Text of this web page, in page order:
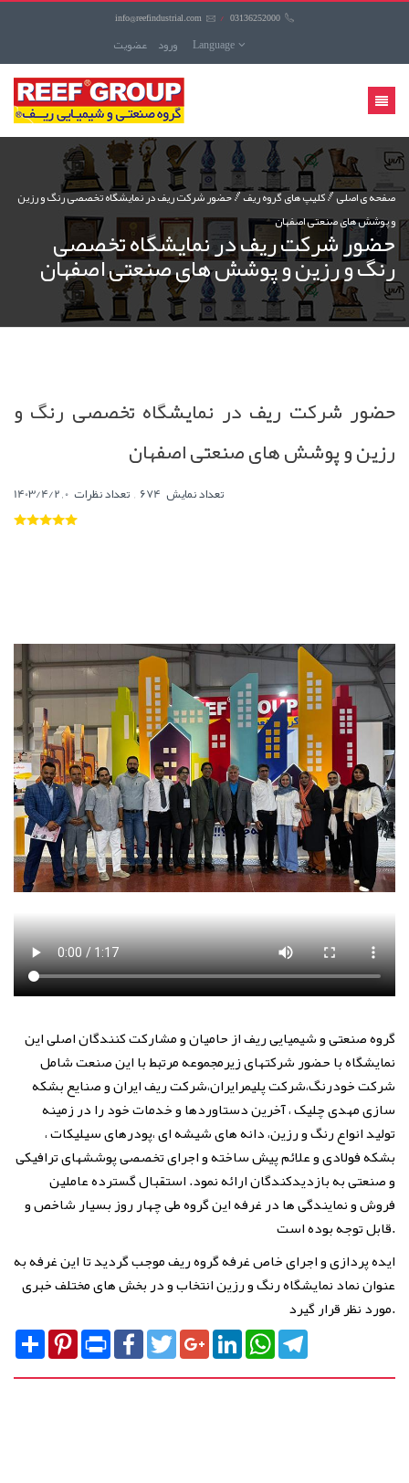
info@reefindustrial.com / 03136252000
عضويت ورود Language
منوی
کاربری
صفحه ی اصلی کليپ های گروه ریف حضور شرکت ریف در نمایشگاه تخصصی رنگ و رزین
و پوشش های صنعتی اصفهان
حضور شرکت ریف در نمایشگاه تخصصی
رنگ و رزین و پوشش های صنعتی اصفهان
حضور شرکت ریف در نمایشگاه تخصصی رنگ و
رزین و پوشش های صنعتی اصفهان
1403/4/2, تعداد نمایش ,تعداد نظرات
گروه صنعتی و شیمیایی ریف از حامیان و مشارکت کنندگان اصلی این
نمایشگاه با حضور شرکتهای زیرمجموعه مرتبط با این صنعت شامل
شرکت خودرنگ،شرکت پلیمرایران،شرکت ریف ایران و صنایع بشکه
سازی مهدی چلیک ، آخرین دستاوردها و خدمات خود را در زمینه
تولید انواع رنگ و رزین، دانه های شیشه ای ،پودرهای سیلیکات ،
بشکه فولادی و علائم پیش ساخته و اجرای تخصصی پوششهای ترافیکی
و صنعتی به بازدیدکندگان ارائه نمود. استقبال گسترده عاملین
فروش و نمایندگی ها در غرفه این گروه طی چهار روز بسیار شاخص و
قابل توجه بوده است.
ایده پردازی و اجرای خاص غرفه گروه ریف موجب گردید تا این غرفه به
عنوان نماد نمایشگاه رنگ و رزین انتخاب و در بخش های مختلف خبری
مورد نظر قرار گیرد.
SharePinterestPrint FacebookTwitterGoogle+LinkedInWhatsApp